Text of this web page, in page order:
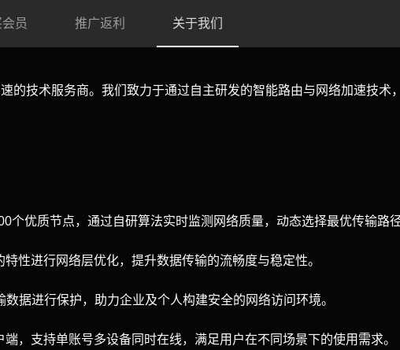
员 推广返利 关于我们
的技术服务商。我们致力于通过自主研发的智能路由与网络加速技术
个优质节点，通过自研算法实时监测网络质量，动态选择最优传输路径
性进行网络层优化，提升数据传输的流畅度与稳定性。
据进行保护，助力企业及个人构建安全的网络访问环境。
，支持单账号多设备同时在线，满足用户在不同场景下的使用需求。